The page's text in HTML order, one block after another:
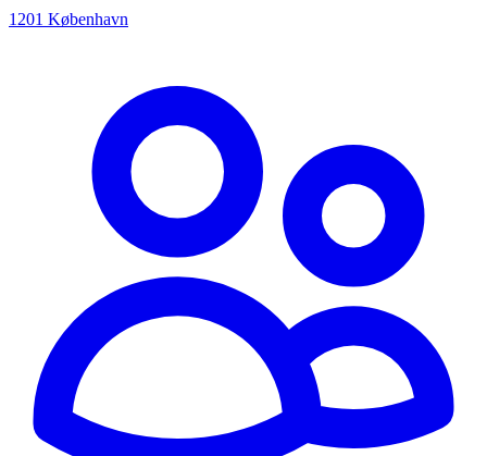
1201 København